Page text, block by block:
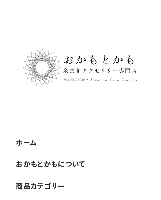
ホーム
おかもとかもについて
商品カテゴリー